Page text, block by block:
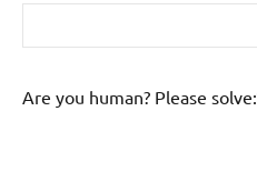
Are you human? Please solve: